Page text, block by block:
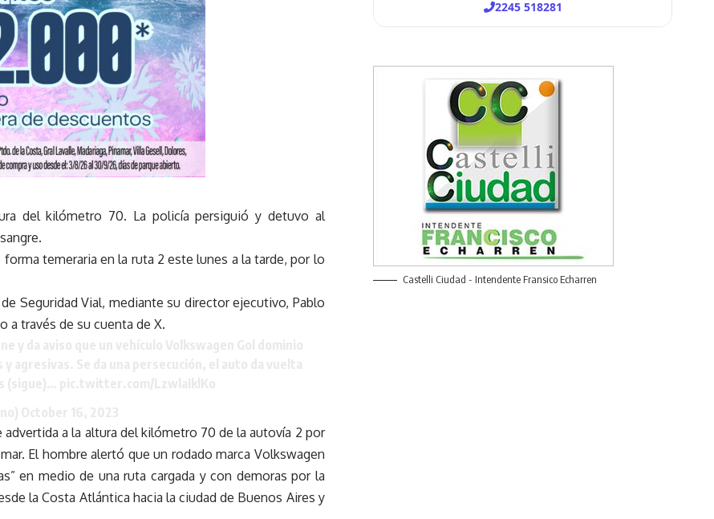
del kilómetro 70. La policía persiguió y detuvo al
temeraria en la ruta 2 este lunes a la tarde, por lo
Seguridad Vial, mediante su director ejecutivo, Pablo
a través de su cuenta de X.
a la altura del kilómetro 70 de la autovía 2 por
El hombre alertó que un rodado marca Volkswagen
en medio de una ruta cargada y con demoras por la
la Costa Atlántica hacia la ciudad de Buenos Aires y
Castelli Ciudad - Intendente Fransico Echarren